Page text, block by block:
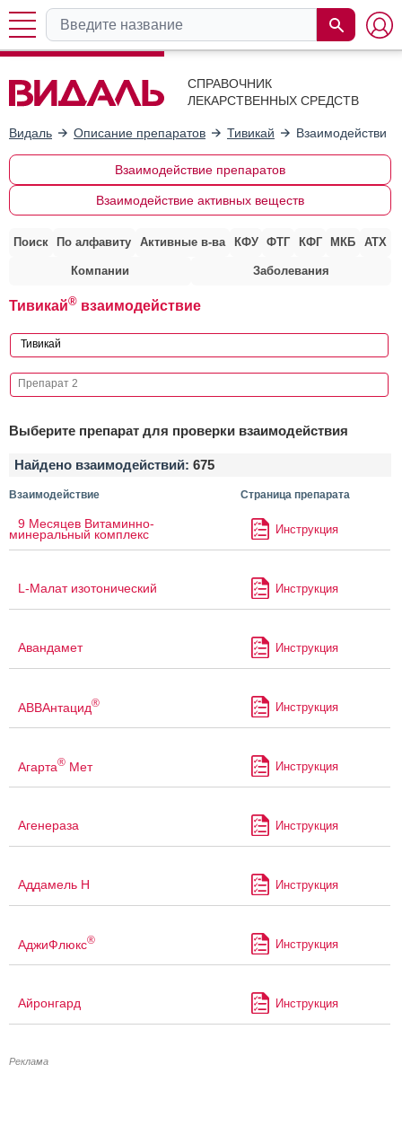
СПРАВОЧНИК
ЛЕКАРСТВЕННЫХ СРЕДСТВ
Видаль Описание препаратов Тивикай Взаимодействие
Взаимодействие препаратов
Взаимодействие активных веществ
Поиск По алфавиту Активные в-ва КФУ ФТГ КФГ МКБ АТХ
Компании Заболевания
Тивикай® взаимодействие
Выберите препарат для проверки взаимодействия
Найдено взаимодействий: 675
Взаимодействие Страница препарата
9 Месяцев Витаминно-
минеральный комплекс Инструкция
L-Малат изотонический Инструкция
Авандамет Инструкция
АВВАнтацид® Инструкция
Агарта® Мет Инструкция
Агенераза Инструкция
Аддамель Н Инструкция
АджиФлюкс® Инструкция
Айронгард Инструкция
Реклама